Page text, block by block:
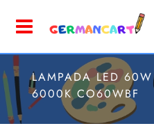
LAMPADA LED
6000K CO60WBF